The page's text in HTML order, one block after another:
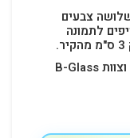
צבעים
לתמונה
אז למה אתם מחכים? מהרו להזמין וצוות B-Glass